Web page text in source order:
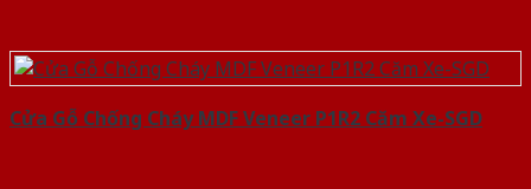
Cửa Gỗ Chống Cháy MDF Veneer P1R2 Căm Xe-SGD